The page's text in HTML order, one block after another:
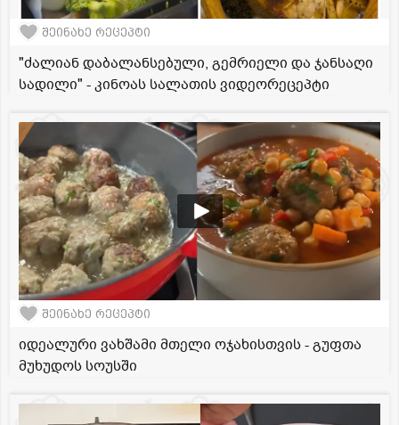
შეინახე რეცეპტი
"ძალიან დაბალანსებული, გემრიელი და ჯანსაღი
სადილი" - კინოას სალათის ვიდეორეცეპტი
შეინახე რეცეპტი
იდეალური ვახშამი მთელი ოჯახისთვის - გუფთა
მუხუდოს სოუსში